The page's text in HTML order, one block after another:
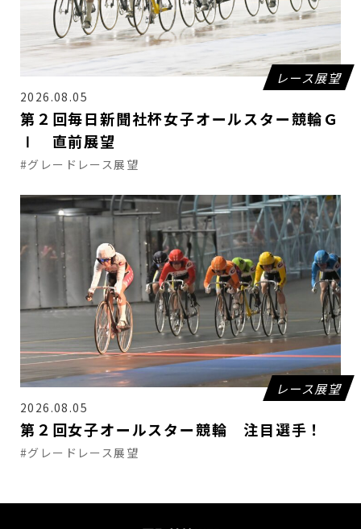
レース展望
2026.08.05
第２回毎日新聞社杯女子オールスター競輪Ｇ
Ⅰ 直前展望
#グレードレース展望
レース展望
2026.08.05
第２回女子オールスター競輪 注目選手！
#グレードレース展望